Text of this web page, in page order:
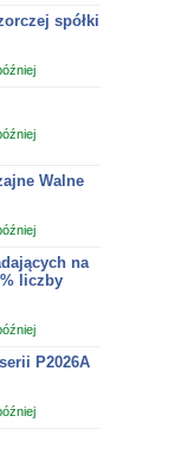
spółki
Walne
na
liczby
P2026A